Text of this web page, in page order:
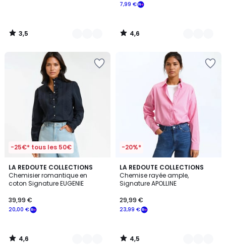
3,5
/
7,99 €
4,6
/
-25€* tous les 50€
LA REDOUTE COLLECTIONS
Chemisier romantique en
coton Signature EUGENIE
20,00 €
39,99 €
4,6
/ 5
2
Couleurs
4,6
/
-20%*
LA REDOUTE COLLECTIONS
Chemise rayée ample,
Signature APOLLINE
23,99 €
29,99 €
4,5
/ 5
2
Couleurs
4,5
/